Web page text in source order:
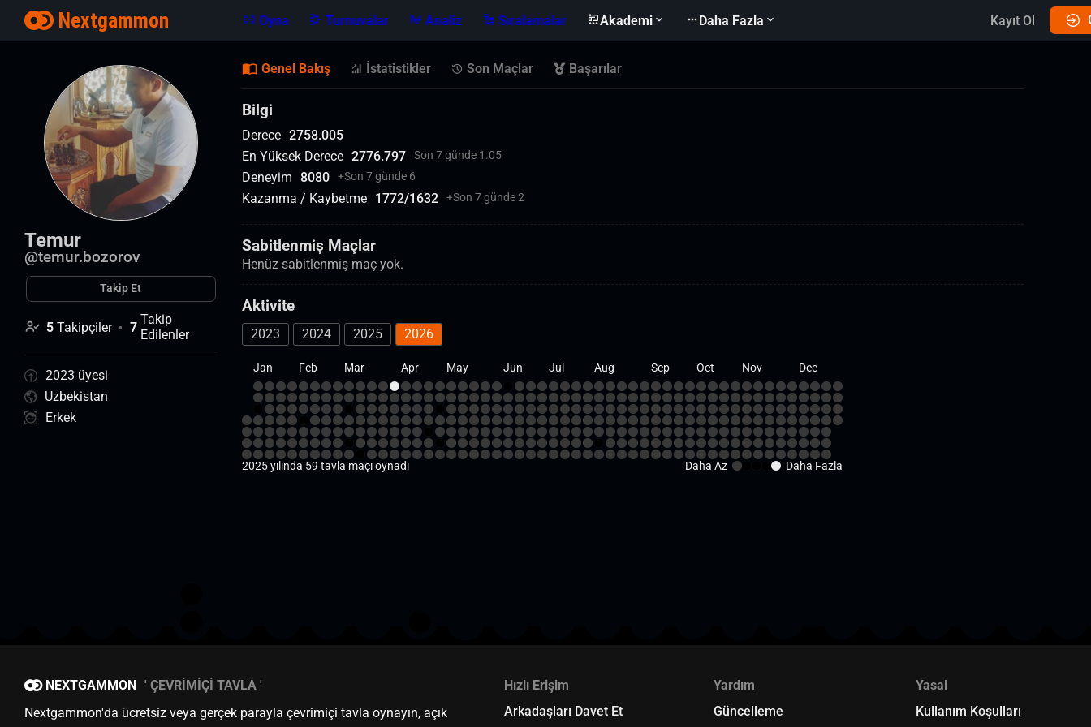
Nextgammon Oyna Turnuvalar Analiz Sıralamalar Akademi Daha Fazla Kayıt Ol
Temur
@temur.bozorov
Takip Et
5 Takipçiler 7 Takip
Edilenler
2023 üyesi
Uzbekistan
Erkek
Genel Bakış İstatistikler Son Maçlar Başarılar
Bilgi
Derece 2758.005
En Yüksek Derece 2776.797 Son 7 günde 1.05
Deneyim 8080 +Son 7 günde 6
Kazanma / Kaybetme 1772/1632 +Son 7 günde 2
Sabitlenmiş Maçlar
Henüz sabitlenmiş maç yok.
Aktivite
2023 2024 2025 2026
Jan Feb Mar Apr May Jun Jul Aug Sep Oct Nov Dec
2025 yılında 59 tavla maçı oynadı Daha Az Daha Fazla
NEXTGAMMON
ÇEVRIMIÇI TAVLA
Nextgammon'da ücretsiz veya gerçek parayla çevrimiçi tavla oynayın, açık
Hızlı Erişim
Arkadaşları Davet Et
Yardım
Güncelleme
Yasal
Kullanım Koşulları